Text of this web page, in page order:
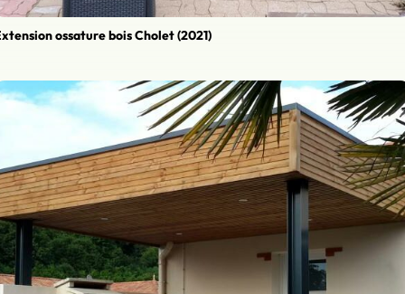
ossature bois Cholet (2021)